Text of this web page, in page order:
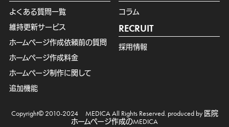
よくある質問一覧
維持更新サービス
ホームページ作成依頼前の質問
ホームページ作成料金
ホームページ制作に関して
追加機能
コラム
RECRUIT
採用情報
Copyright© 2010-2024 MEDICA All Rights Reserved. produced by 医院
ホームページ作成のMEDICA